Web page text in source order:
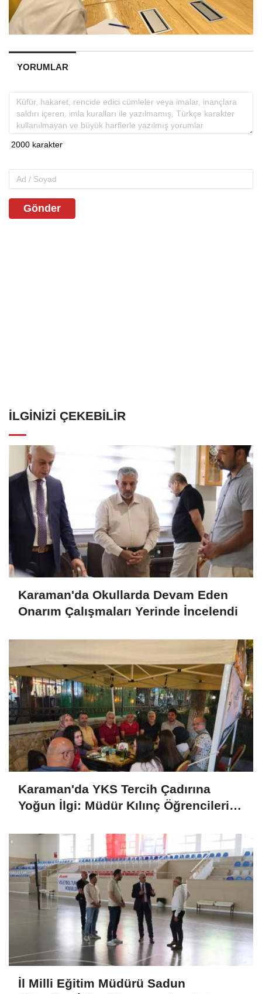
YORUMLAR
Gönder
İLGINIZI ÇEKEBILIR
Karaman'da Okullarda Devam Eden
Onarım Çalışmaları Yerinde İncelendi
Karaman'da YKS Tercih Çadırına
Yoğun İlgi: Müdür Kılınç Öğrencileri
İl Milli Eğitim Müdürü Sadun